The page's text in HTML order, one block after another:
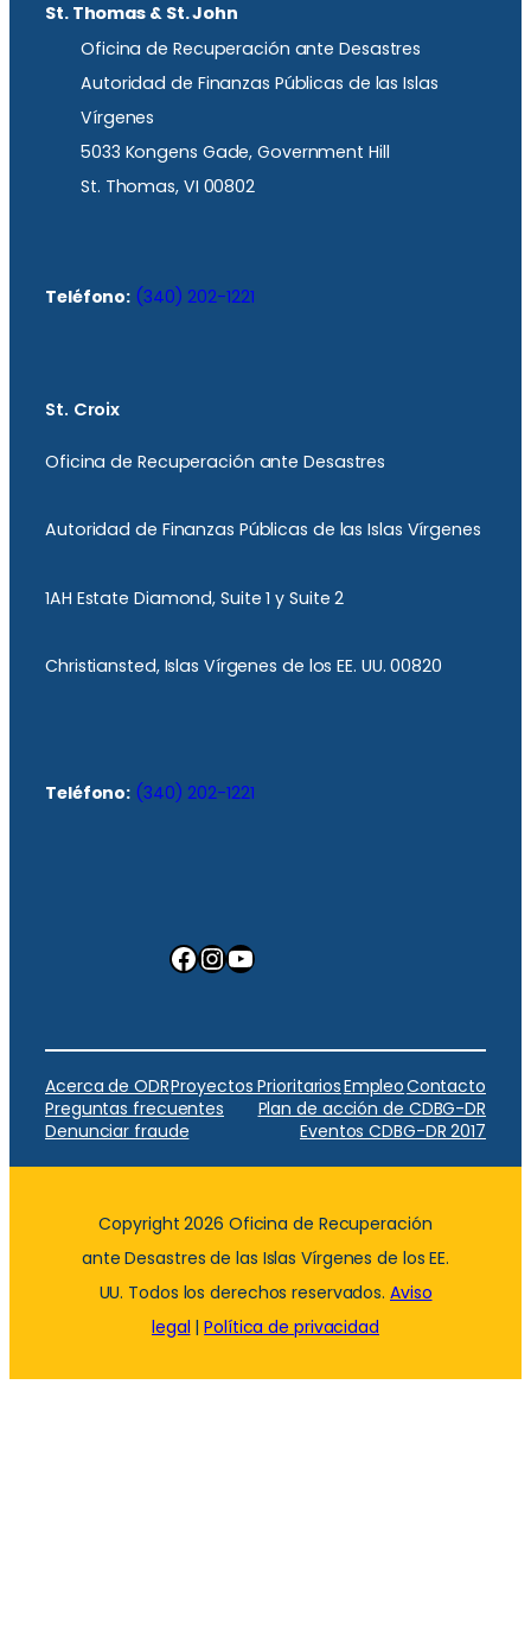
St. Thomas & St. John
Oficina de Recuperación ante Desastres
Autoridad de Finanzas Públicas de las Islas
Vírgenes
5033 Kongens Gade, Government Hill
St. Thomas, VI 00802
Teléfono: (340) 202-1221
St. Croix
Oficina de Recuperación ante Desastres
Autoridad de Finanzas Públicas de las Islas Vírgenes
1AH Estate Diamond, Suite 1 y Suite 2
Christiansted, Islas Vírgenes de los EE. UU. 00820
Teléfono: (340) 202-1221
Facebook InstagramYouTube
Acerca de ODRProyectos PrioritariosEmpleoContacto
Preguntas frecuentes
Plan de acción de CDBG-DR
Denunciar fraude
Eventos CDBG-DR 2017
Copyright 2026 Oficina de Recuperación
ante Desastres de las Islas Vírgenes de los EE.
UU. Todos los derechos reservados. Aviso
legal |Política de privacidad